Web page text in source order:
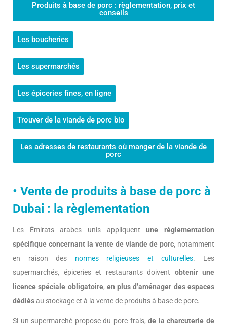
Produits à base de porc : règlementation, prix et
conseils
Les boucheries
Les supermarchés
Les épiceries fines, en ligne
Trouver de la viande de porc bio
Les adresses de restaurants où manger de la viande de
porc
• Vente de produits à base de porc à
Dubai : la règlementation
Les Émirats arabes unis appliquent une réglementation
spécifique concernant la vente de viande de porc, notamment
en raison des normes religieuses et culturelles. Les
supermarchés, épiceries et restaurants doivent obtenir une
licence spéciale obligatoire, en plus d’aménager des espaces
dédiésau stockage et à la vente de produits à base de porc.
Si un supermarché propose du porc frais,de la charcuterie de